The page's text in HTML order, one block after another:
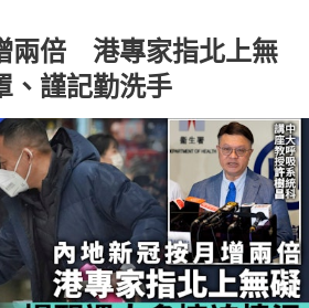
兩倍 港專家指北上無
謹記勤洗手